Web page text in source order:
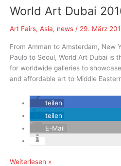
World Art Dubai
Art Fairs, Asia, news / 29. März
From Amman to Amsterdam, New
Paulo to Seoul, World Art Dubai is
for worldwide galleries to
and affordable art to Middle
teilen
teilen
E-Mail
World
Weiterlesen »